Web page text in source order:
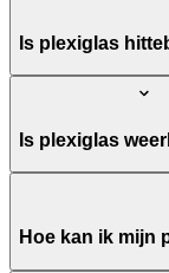
Is plexiglas
Is plexiglas
Hoe kan ik mijn